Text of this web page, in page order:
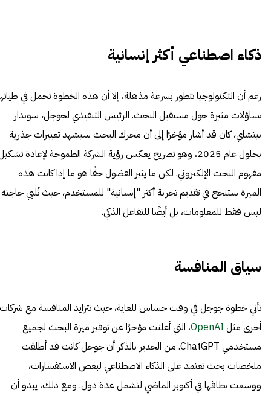
ذكاء اصطناعي أكثر إنسانية
رغم أن التكنولوجيا تتطور بسرعة مذهلة، إلا أن هذه الخطوة تحمل في
تساؤلات مثيرة حول مستقبل البحث. الرئيس التنفيذي لجوجل، سوندار
بيتشاي، كان قد أشار مؤخرًا إلى أن محرك البحث سيشهد تغييرات جذرية
بحلول عام 2025، وهو تصريح يعكس رؤية الشركة الطموحة لإعادة
مفهوم البحث الإلكتروني. لكن ما يثير الفضول حقًا هو ما إذا كانت هذه
الميزة ستنجح في تقديم تجربة أكثر "إنسانية" للمستخدم، حيث تُلبي حاجته
ليس فقط للمعلومات، بل أيضًا للتفاعل الذكي.
سياق المنافسة
تأتي خطوة جوجل في وقت حساس للغاية، حيث تتزايد المنافسة مع شركات
أخرى مثل OpenAI، التي أعلنت مؤخرًا عن توفير ميزة البحث لجميع
مستخدمي ChatGPT. من الجدير بالذكر أن جوجل كانت قد أطلقت
ملخصات بحث تعتمد على الذكاء الاصطناعي لبعض الاستفسارات،
ووسعت نطاقها في أكتوبر الماضي لتشمل عدة دول. ومع ذلك، يبدو أن